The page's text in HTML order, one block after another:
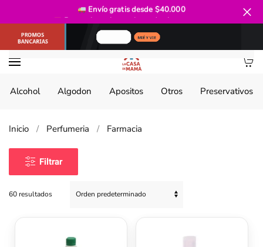
Ir al contenido principal
Alcohol Algodon Apositos Otros Preservativos
Inicio Perfumeria Farmacia
Filtrar
60 resultados
Promociones bancariastodas las semanas